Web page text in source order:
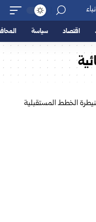
اقتصاد سياسة